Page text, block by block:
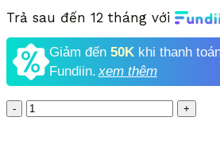
Trả sau đến 12 tháng với
Giảm đến 50K khi thanh
Fundiin.xem thêm
Số
lượng